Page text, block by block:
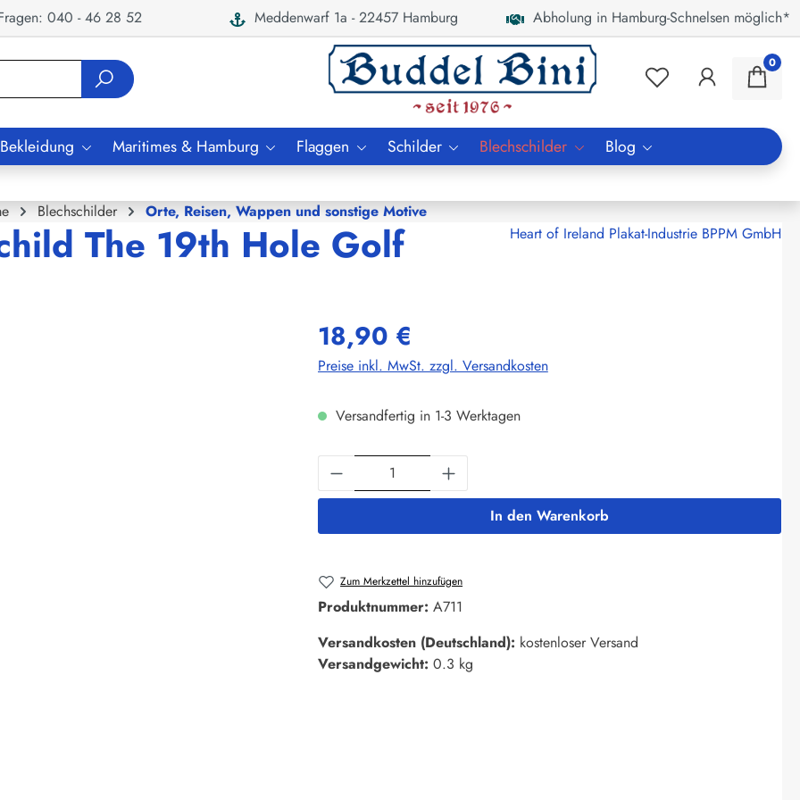
040 - 46 28 52 Meddenwarf 1a - 22457 Hamburg Abholung in Hamburg-Schnelsen möglich*
0
Maritimes & Hamburg Flaggen Schilder Blechschilder Blog
Blechschilder Orte, Reisen, Wappen und sonstige Motive
The 19th Hole Golf Heart of Ireland Plakat-Industrie BPPM GmbH
18,90 €
Preise inkl. MwSt. zzgl. Versandkosten
Versandfertig in 1-3 Werktagen
Produkt Anzahl: Gib den gewünschten Wert ein
In den Warenkorb
Zum Merkzettel hinzufügen
Produktnummer: A711
Versandkosten (Deutschland): kostenloser Versand
Versandgewicht: 0.3 kg